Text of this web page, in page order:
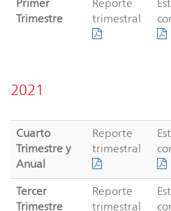
Primer
Trimestre
Reporte
trimestral
2021
Cuarto
Trimestre y
Anual
Reporte
trimestral
Tercer
Trimestre
Reporte
trimestral